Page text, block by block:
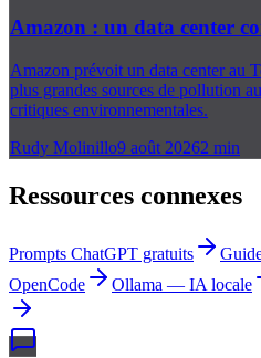
Amazon : un data center
Amazon prévoit un data center au
plus grandes sources de pollution
critiques environnementales.
Rudy Molinillo9 août 20262 min
Ressources connexes
Prompts ChatGPT gratuits
OpenCode
Ollama — IA locale